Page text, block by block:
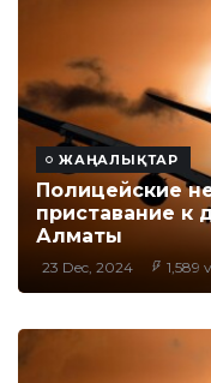
ЖАҢАЛЫҚТАР
Полицейские
приставание к
Алматы
23 Dec, 2024 1,589